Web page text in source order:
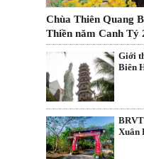
Chùa Thiên Quang
Thiền năm Canh Tý
Giới
Biên
Xuân